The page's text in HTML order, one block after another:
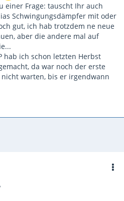
einer Frage: tauscht Ihr auch
Schwingungsdämpfer mit oder
gut, ich hab trotzdem ne neue
aber die andere mal auf
hab ich schon letzten Herbst
da war noch der erste
warten, bis er irgendwann